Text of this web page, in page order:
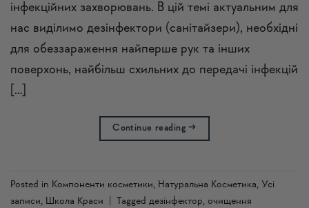
інфекційних захворювань. В цій темі актуальним для
нас виділимо дезінфектори (санітайзери), необхідні
для обеззараження найперше рук та інших
поверхонь, найбільш схильних до передачі інфекцій
[…]
Continue reading→
Posted in Компоненти косметики, Натуральна Косметика, Усi
записи, Школа Краси Tagged дезінфектор, очищення